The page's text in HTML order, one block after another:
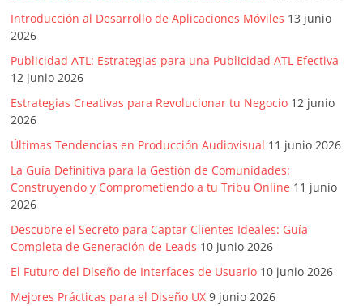
Introducción al Desarrollo de Aplicaciones Móviles 13 junio
2026
Publicidad ATL: Estrategias para una Publicidad ATL Efectiva
12 junio 2026
Estrategias Creativas para Revolucionar tu Negocio 12 junio
2026
Últimas Tendencias en Producción Audiovisual 11 junio 2026
La Guía Definitiva para la Gestión de Comunidades:
Construyendo y Comprometiendo a tu Tribu Online 11 junio
2026
Descubre el Secreto para Captar Clientes Ideales: Guía
Completa de Generación de Leads 10 junio 2026
El Futuro del Diseño de Interfaces de Usuario 10 junio 2026
Mejores Prácticas para el Diseño UX 9 junio 2026